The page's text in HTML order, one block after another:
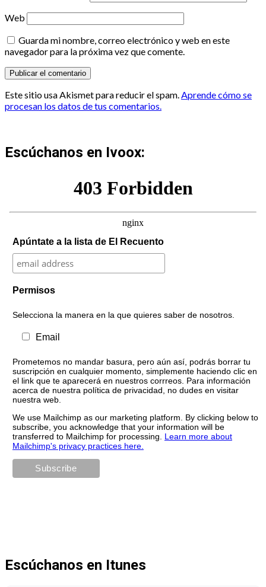
Web
Guarda mi nombre, correo electrónico y web en este
navegador para la próxima vez que comente.
Este sitio usa Akismet para reducir el spam.Aprende cómo se
procesan los datos de tus comentarios.
Escúchanos en Ivoox:
Apúntate a la lista de El Recuento
Permisos
Selecciona la manera en la que quieres saber de nosotros.
Email
Prometemos no mandar basura, pero aún así, podrás borrar tu
suscripción en cualquier momento, simplemente haciendo clic en
el link que te aparecerá en nuestros corrreos. Para información
acerca de nuestra política de privacidad, no dudes en visitar
nuestra web.
We use Mailchimp as our marketing platform. By clicking below to
subscribe, you acknowledge that your information will be
transferred to Mailchimp for processing. Learn more about
Mailchimp's privacy practices here.
Escúchanos en Itunes